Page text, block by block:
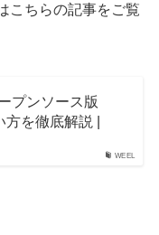
こちらの記事をご覧
WEEL
プンソース版
方を徹底解説 |